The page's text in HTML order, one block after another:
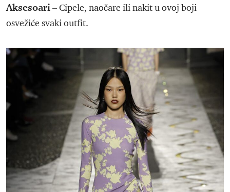
Aksesoari – Cipele, naočare ili nakit u ovoj boji
osvežiće svaki outfit.